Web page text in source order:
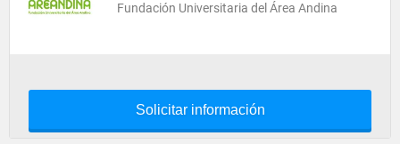
Fundación Universitaria del Área Andina
Solicitar información